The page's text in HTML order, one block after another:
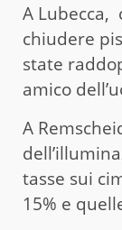
A Lubecca,
chiudere
state
amico
A
tasse sui
15% e